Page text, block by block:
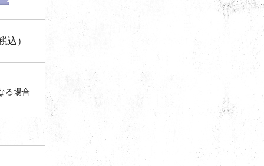
込）
る場合